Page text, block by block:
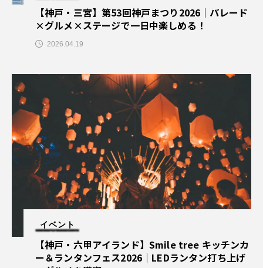
【神戸・三宮】第53回神戸まつり2026｜パレード
×グルメ×ステージで一日中楽しめる！
2026.04.19
イベント
【神戸・六甲アイランド】Smile tree キッチンカ
ー＆ランタンフェス2026｜LEDランタン打ち上げ